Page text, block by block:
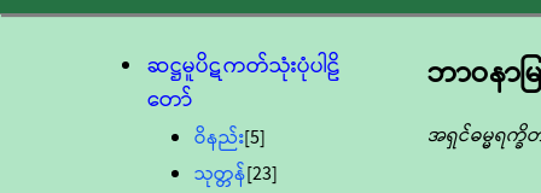
ဆဋ္ဌမူပိဋကတ်သုံးပုံပါဠိ
တော်
ဝိနည်း[5]
သုတ္တန်[23]
ဘာဝနာ
အရှင်ဓမ္မရက္ခိ